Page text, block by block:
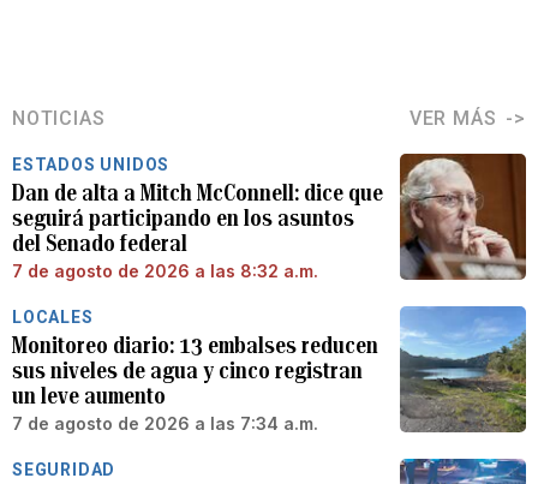
NOTICIAS VER MÁS
ESTADOS UNIDOS
Dan de alta a Mitch McConnell: dice que
seguirá participando en los asuntos
del Senado federal
7 de agosto de 2026 a las 8:32 a.m.
LOCALES
Monitoreo diario: 13 embalses reducen
sus niveles de agua y cinco registran
un leve aumento
7 de agosto de 2026 a las 7:34 a.m.
SEGURIDAD